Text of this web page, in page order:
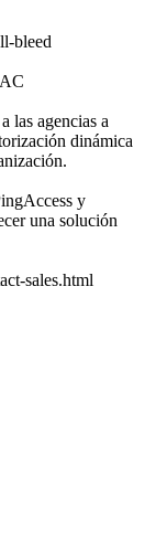
bleed
las agencias a
dinámica
y
una solución
sales.html